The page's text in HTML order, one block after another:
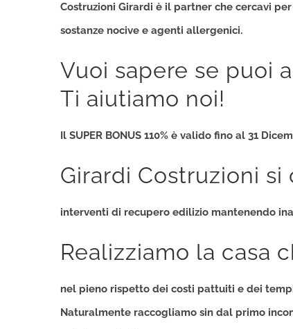
Costruzioni Girardi è il partner che cercavi
sostanze nocive e agenti allergenici.
Vuoi sapere se puoi
Ti aiutiamo noi!
Il SUPER BONUS 110% è valido fino al 31
Girardi Costruzioni
interventi di recupero edilizio mantenendo
Realizziamo la casa
nel pieno rispetto dei costi pattuiti e dei
Naturalmente raccogliamo sin dal primo